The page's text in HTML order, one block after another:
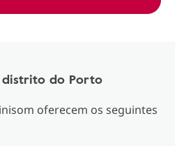
distrito do Porto
oferecem os seguintes